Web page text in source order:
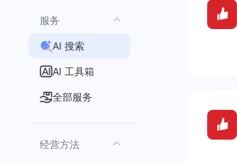
服务
AI 搜索
AI 工具箱
全部服务
经营方法